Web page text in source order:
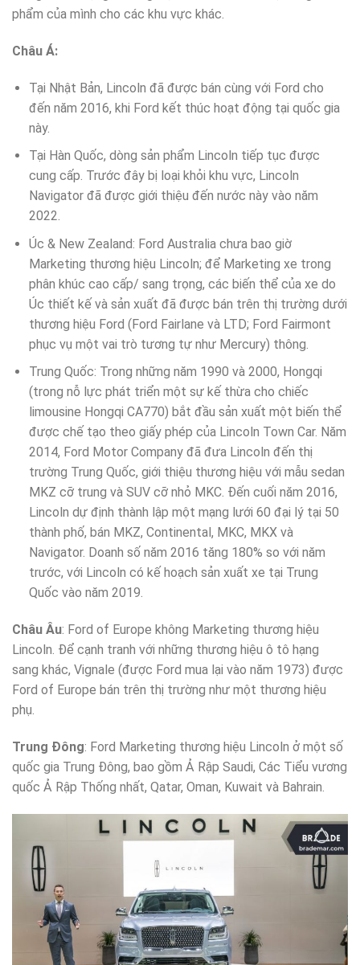
phẩm của mình cho các khu vực khác.
Châu Á:
Tại Nhật Bản, Lincoln đã được bán cùng với Ford cho
đến năm 2016, khi Ford kết thúc hoạt động tại quốc gia
này.
Tại Hàn Quốc, dòng sản phẩm Lincoln tiếp tục được
cung cấp. Trước đây bị loại khỏi khu vực, Lincoln
Navigator đã được giới thiệu đến nước này vào năm
2022.
Úc & New Zealand: Ford Australia chưa bao giờ
Marketing thương hiệu Lincoln; để Marketing xe trong
phân khúc cao cấp/ sang trọng, các biến thể của xe do
Úc thiết kế và sản xuất đã được bán trên thị trường dưới
thương hiệu Ford (Ford Fairlane và LTD; Ford Fairmont
phục vụ một vai trò tương tự như Mercury) thông.
Trung Quốc: Trong những năm 1990 và 2000, Hongqi
(trong nỗ lực phát triển một sự kế thừa cho chiếc
limousine Hongqi CA770) bắt đầu sản xuất một biến thể
được chế tạo theo giấy phép của Lincoln Town Car. Năm
2014, Ford Motor Company đã đưa Lincoln đến thị
trường Trung Quốc, giới thiệu thương hiệu với mẫu sedan
MKZ cỡ trung và SUV cỡ nhỏ MKC. Đến cuối năm 2016,
Lincoln dự định thành lập một mạng lưới 60 đại lý tại 50
thành phố, bán MKZ, Continental, MKC, MKX và
Navigator. Doanh số năm 2016 tăng 180% so với năm
trước, với Lincoln có kế hoạch sản xuất xe tại Trung
Quốc vào năm 2019.
Châu Âu: Ford of Europe không Marketing thương hiệu
Lincoln. Để cạnh tranh với những thương hiệu ô tô hạng
sang khác, Vignale (được Ford mua lại vào năm 1973) được
Ford of Europe bán trên thị trường như một thương hiệu
phụ.
Trung Đông: Ford Marketing thương hiệu Lincoln ở một số
quốc gia Trung Đông, bao gồm Ả Rập Saudi, Các Tiểu vương
quốc Ả Rập Thống nhất, Qatar, Oman, Kuwait và Bahrain.